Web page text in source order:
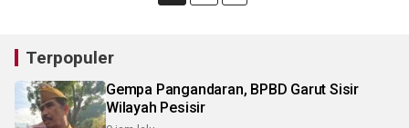
Terpopuler
Gempa Pangandaran, BPBD Garut Sisir
Wilayah Pesisir